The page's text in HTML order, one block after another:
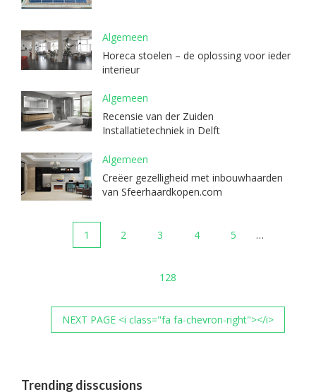
Algemeen
Horeca stoelen – de oplossing voor ieder
interieur
Algemeen
Recensie van der Zuiden
Installatietechniek in Delft
Algemeen
Creëer gezelligheid met inbouwhaarden
van Sfeerhaardkopen.com
1 2 3 4 5 …
128
NEXT PAGE <i class="fa fa-chevron-right"></i>
Trending disscusions